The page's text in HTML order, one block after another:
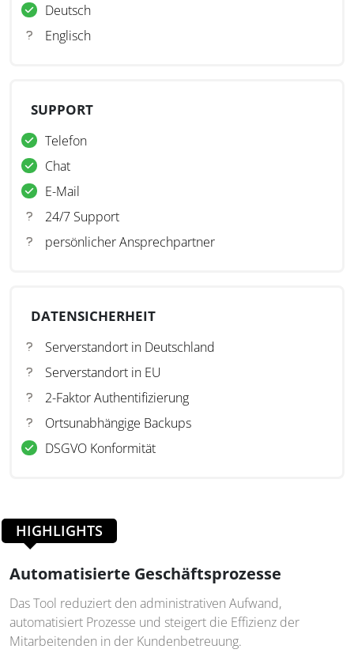
Deutsch
Englisch
SUPPORT
Telefon
Chat
E-Mail
24/7 Support
persönlicher Ansprechpartner
DATENSICHERHEIT
Serverstandort in Deutschland
Serverstandort in EU
2-Faktor Authentifizierung
Ortsunabhängige Backups
DSGVO Konformität
HIGHLIGHTS
Automatisierte Geschäftsprozesse
Das Tool reduziert den administrativen Aufwand,
automatisiert Prozesse und steigert die Effizienz der
Mitarbeitenden in der Kundenbetreuung.